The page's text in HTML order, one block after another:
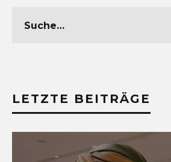
LETZTE BEITRÄGE